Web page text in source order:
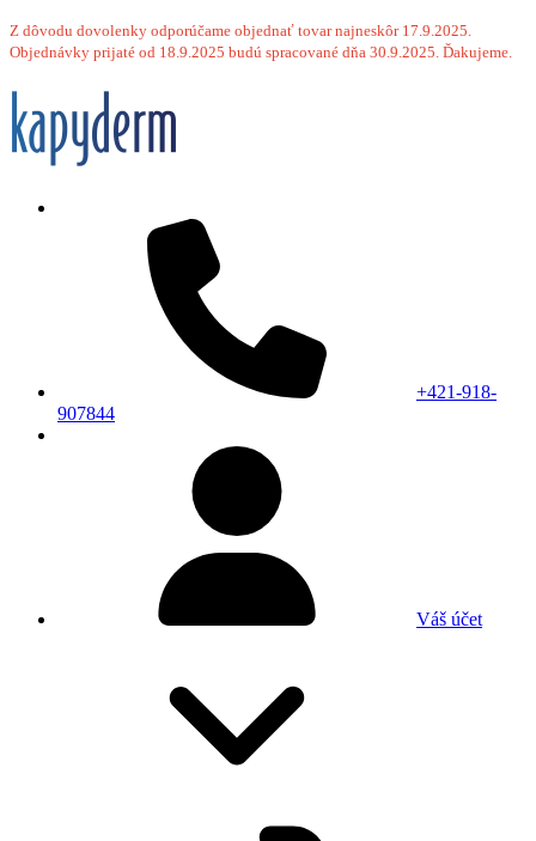
Z dôvodu dovolenky odporúčame objednať tovar najneskôr 17.9.2025.
Objednávky prijaté od 18.9.2025 budú spracované dňa 30.9.2025. Ďakujeme.
+421-918-
907844
Váš účet